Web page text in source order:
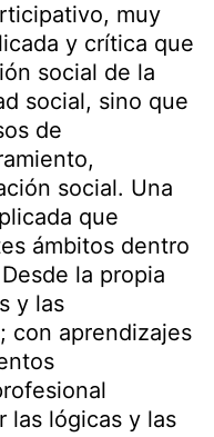
muy
y crítica que
social de la
social, sino que
de
social. Una
que
ámbitos dentro
la propia
y las
con aprendizajes
las lógicas y las